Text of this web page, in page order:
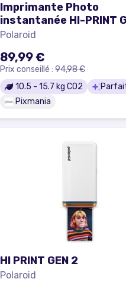
Imprimante Photo
instantanée HI-PRINT
Bluetooth® 2x3 Blanche
Polaroid
89,99 €
Prix conseillé : 94,98 €
10.5 - 15.7 kg CO2
Pixmania
HI PRINT GEN 2
Polaroid